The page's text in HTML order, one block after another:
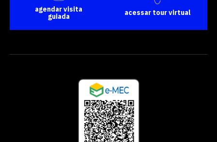
agendar visita
guiada
acessar tour virtual